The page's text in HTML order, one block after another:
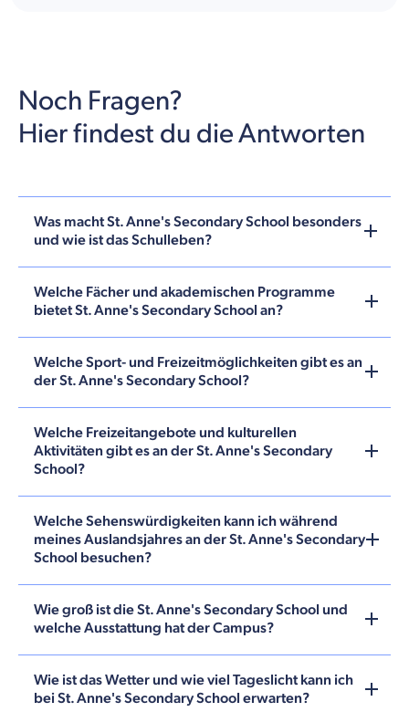
Noch Fragen?
Hier findest du die Antworten
Was macht St. Anne's Secondary School besonders
und wie ist das Schulleben?
Welche Fächer und akademischen Programme
bietet St. Anne's Secondary School an?
Welche Sport- und Freizeitmöglichkeiten gibt es an
der St. Anne's Secondary School?
Welche Freizeitangebote und kulturellen
Aktivitäten gibt es an der St. Anne's Secondary
School?
Welche Sehenswürdigkeiten kann ich während
meines Auslandsjahres an der St. Anne's Secondary
School besuchen?
Wie groß ist die St. Anne's Secondary School und
welche Ausstattung hat der Campus?
Wie ist das Wetter und wie viel Tageslicht kann ich
bei St. Anne's Secondary School erwarten?